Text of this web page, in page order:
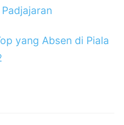
yang Absen di Piala